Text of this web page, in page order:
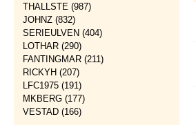
THALLSTE (987)
JOHNZ (832)
SERIEULVEN (404)
LOTHAR (290)
FANTINGMAR (211)
RICKYH (207)
LFC1975 (191)
MKBERG (177)
VESTAD (166)